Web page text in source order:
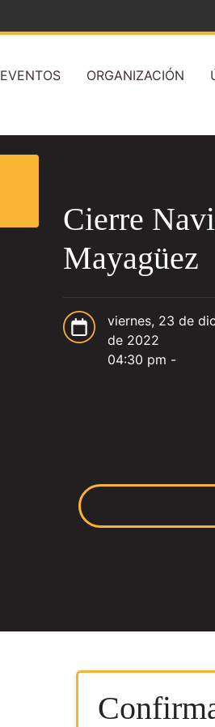
EVENTOS ORGANIZACIÓN
Cierre
Mayagüez
viernes, 23 de
de 2022
04:30 pm -